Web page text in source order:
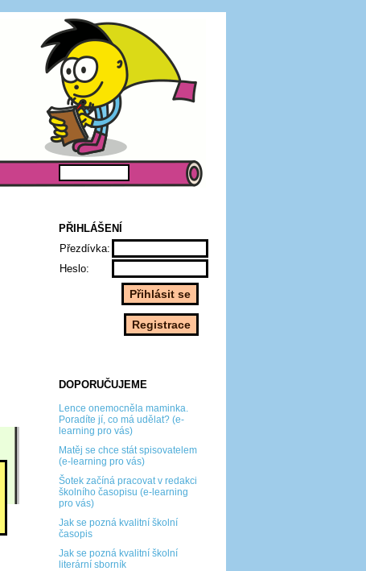
PŘIHLÁŠENÍ
Přezdívka:
Heslo:
DOPORUČUJEME
Lence onemocněla maminka.
Poradíte jí, co má udělat? (e-
learning pro vás)
Matěj se chce stát spisovatelem
(e-learning pro vás)
Šotek začíná pracovat v redakci
školního časopisu (e-learning
pro vás)
Jak se pozná kvalitní školní
časopis
Jak se pozná kvalitní školní
literární sborník